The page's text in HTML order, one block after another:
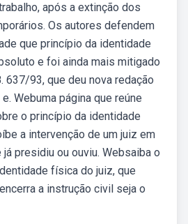
após a extinção dos
Os autores defendem
que princípio da identidade
e foi ainda mais mitigado
637/93, que deu nova redação
Webuma página que reúne
o princípio da identidade
a intervenção de um juiz em
presidiu ou ouviu. Websaiba o
física do juiz, que
a instrução civil seja o